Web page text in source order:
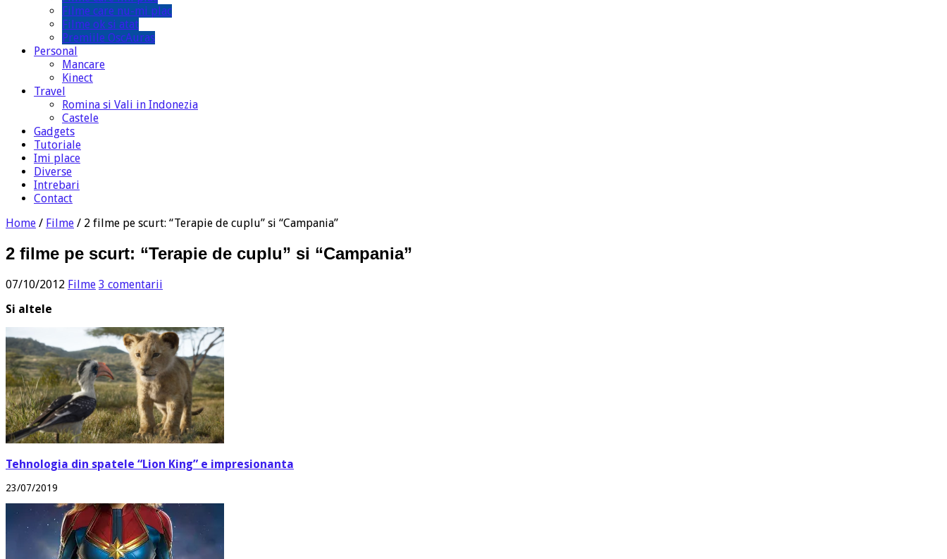
Filme care nu-mi plac
Filme ok si atat
Premiile OscAuras
Personal
Mancare
Kinect
Travel
Romina si Vali in Indonezia
Castele
Gadgets
Tutoriale
Imi place
Diverse
Intrebari
Contact
Home / Filme / 2 filme pe scurt: “Terapie de cuplu” si “Campania”
2 filme pe scurt: “Terapie de cuplu” si “Campania”
07/10/2012 Filme 3 comentarii
Si altele
Tehnologia din spatele “Lion King” e impresionanta
23/07/2019